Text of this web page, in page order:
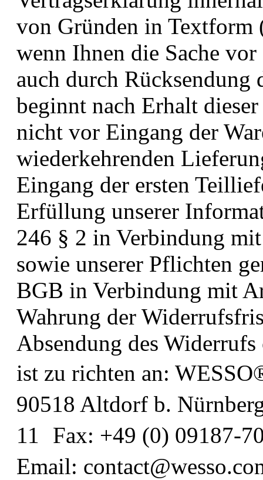
von Gründen in
wenn Ihnen die Sache
auch durch
beginnt nach Erhalt
nicht vor Eingang der
wiederkehrenden
Eingang der ersten
Erfüllung unserer
246 § 2 in Verbindung
sowie unserer Pflichten
BGB in Verbindung mit
Wahrung der
Absendung des
ist zu richten an:
90518 Altdorf b.
11 Fax: +49 (0) 09187-
Email: